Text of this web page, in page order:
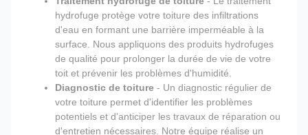
hydrofuge protège votre toiture des infiltrations
d'eau en formant une barrière imperméable à la
surface. Nous appliquons des produits hydrofuges
de qualité pour prolonger la durée de vie de votre
toit et prévenir les problèmes d'humidité.
Diagnostic de toiture - Un diagnostic régulier de
votre toiture permet d'identifier les problèmes
potentiels et d'anticiper les travaux de réparation ou
d'entretien nécessaires. Notre équipe réalise un